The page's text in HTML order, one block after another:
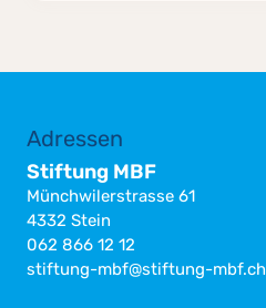
Adressen
Stiftung MBF
Münchwilerstrasse 61
4332 Stein
062 866 12 12
stiftung-mbf@stiftung-mbf.ch